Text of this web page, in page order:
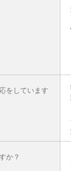
をしています
か？